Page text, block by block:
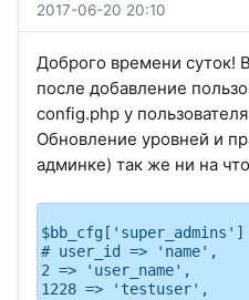
2017-06-20 20:10
Доброго времени суток!
после добавление
config.php у
Обновление уровней и
админке) так же ни на
# user_id => 'name',
2 => 'user_name',
1228 => 'testuser',